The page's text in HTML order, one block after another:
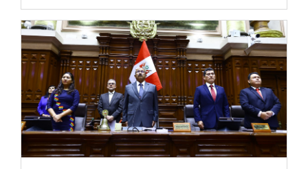
que tendrá una inversión aproximada de 86 millones de
soles.
Por su parte, el director general del Electrificación Rural
del Perú del Ministerio de Energía y Minas, Luis Martín
Torres Casanova, informó que se vienen ejecutando 06
proyectos de electrificación, que beneficiará a cerca de 51
mil habitantes de 586 localidades, pertenecientes a las
regiones de Apurímac, Ayacucho, Cusco, Huancavelica y
Junín.